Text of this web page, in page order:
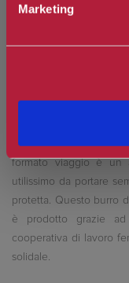
Marketing
Burro di Karité BIO: il
Bio ultra-nutriente si
prodotto utile dalla
formato viaggio è un
utilissimo da portare
protetta. Questo burro
è prodotto grazie
cooperativa di lavoro
solidale.